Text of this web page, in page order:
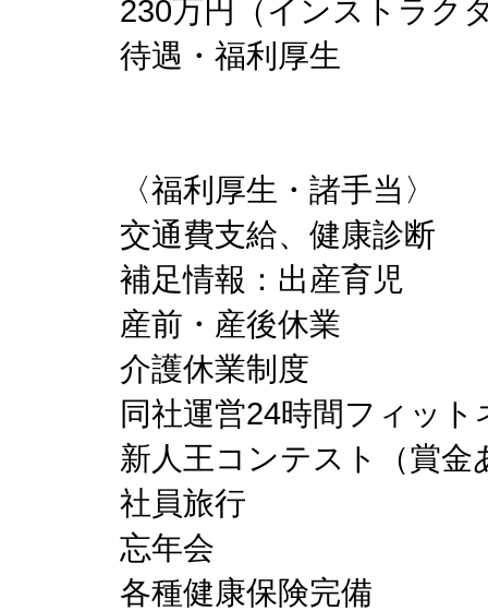
230万円（インストラク
待遇・福利厚生
〈福利厚生・諸手当〉
交通費支給、健康診断
補足情報：出産育児
産前・産後休業
介護休業制度
同社運営24時間フィット
新人王コンテスト（賞
社員旅行
忘年会
各種健康保険完備